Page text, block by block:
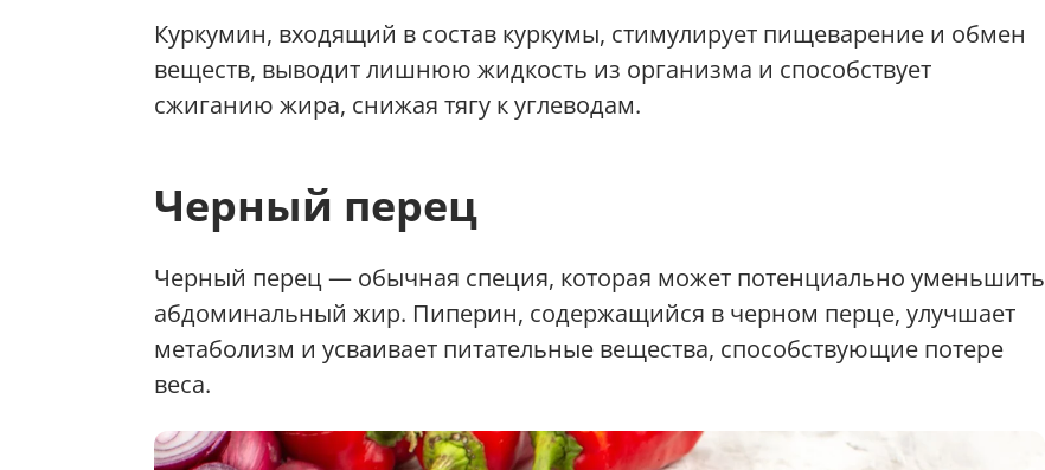
Куркумин, входящий в состав куркумы, стимулирует пищеварение и обмен
веществ, выводит лишнюю жидкость из организма и способствует
сжиганию жира, снижая тягу к углеводам.
Черный перец
Черный перец — обычная специя, которая может потенциально уменьшить
абдоминальный жир. Пиперин, содержащийся в черном перце, улучшает
метаболизм и усваивает питательные вещества, способствующие потере
веса.